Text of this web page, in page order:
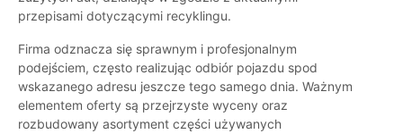
przepisami dotyczącymi recyklingu.
Firma odznacza się sprawnym i profesjonalnym
podejściem, często realizując odbiór pojazdu spod
wskazanego adresu jeszcze tego samego dnia. Ważnym
elementem oferty są przejrzyste wyceny oraz
rozbudowany asortyment części używanych